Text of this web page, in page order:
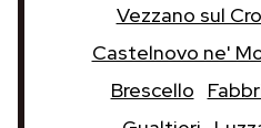
Vezzano sul
Castelnovo ne'
Brescello